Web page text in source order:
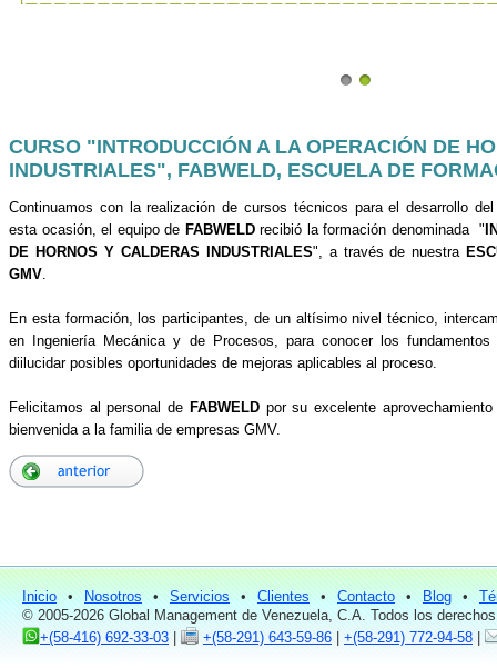
CURSO "INTRODUCCIÓN A LA OPERACIÓN DE
INDUSTRIALES", FABWELD, ESCUELA DE
Continuamos con la realización de cursos técnicos para el desarrollo
esta ocasión, el equipo de FABWELD recibió la formación denominada "
DE HORNOS Y CALDERAS INDUSTRIALES", a través de nuestra
GMV
En esta formación, los participantes, de un altísimo nivel técnico,
en Ingeniería Mecánica y de Procesos, para conocer los
diilucidar posibles oportunidades de mejoras aplicables al proceso.
Felicitamos al personal de FABWELDpor su excelente
bienvenida a la familia de empresas GMV.
Inicio • Nosotros • Servicios • Clientes • Contacto • Blog •
© 2005-2026 Global Management de Venezuela, C.A. Todos los
+(58-416) 692-33-03
+(58-291) 643-59-86 +(58-291) 772-94-58